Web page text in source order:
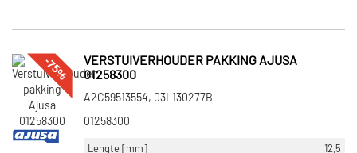
-75%
VERSTUIVERHOUDER PAKKING AJUSA
01258300
A2C59513554, 03L130277B
01258300
Lengte [mm]
12,5